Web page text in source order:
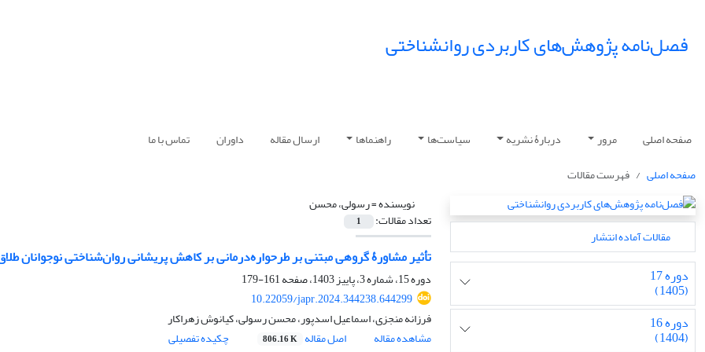
فصل‌نامه پژوهش‌های کاربردی روانشناختی
صفحه اصلی مرور دربارۀ نشریه سیاست‌ها راهنماها ارسال مقاله داوران
تماس با ما
صفحه اصلی
فهرست مقالات
مقالات آماده انتشار
دوره 17
(1405)
دوره 16
(1404)
نویسنده =رسولی، محسن
تعداد مقالات: 1
تأثیر مشاورۀ گروهی مبتنی بر طرحواره‌درمانی بر کاهش پریشانی روان‌شناختی نوجوانان
دوره 15، شماره 3، پاییز 1403، صفحه
161-179
10.22059/japr.2024.344238.644299
فرزانه منجزی، اسماعیل اسدپور، محسن رسولی، کیانوش زهراکار
مشاهده مقاله
اصل مقاله 806.16 K چکیده تفصیلی